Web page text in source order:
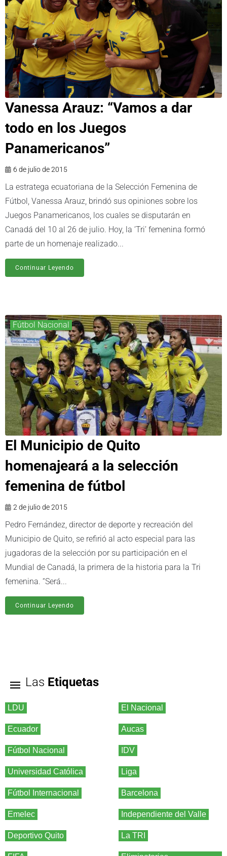
Vanessa Arauz: “Vamos a dar
todo en los Juegos
Panamericanos”
6 de julio de 2015
La estratega ecuatoriana de la Selección Femenina de
Fútbol, Vanessa Arauz, brindó sus opiniones sobre los
Juegos Panamericanos, los cuales se disputarán en
Canadá del 10 al 26 de julio. Hoy, la ‘Tri’ femenina formó
parte de un homenaje realizado...
Continuar Leyendo
Fútbol Nacional
El Municipio de Quito
homenajeará a la selección
femenina de fútbol
2 de julio de 2015
Pedro Fernández, director de deporte y recreación del
Municipio de Quito, se refirió al acto especial para las
jugadoras de la selección por su participación en el
Mundial de Canadá, la primera de la historia para la Tri
femenina. “Será...
Continuar Leyendo
Las Etiquetas
LDU El Nacional
Ecuador Aucas
Fútbol Nacional IDV
Universidad Católica Liga
Fútbol Internacional Barcelona
Emelec Independiente del Valle
Deportivo Quito La TRI